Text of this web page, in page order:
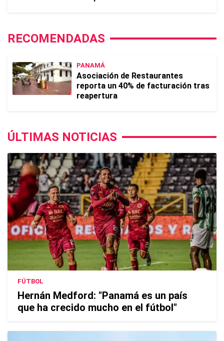
RECOMENDADAS
PANAMÁ
Asociación de Restaurantes
reporta un 40% de facturación tras
reapertura
ÚLTIMAS NOTICIAS
FÚTBOL
Hernán Medford: "Panamá es un país
que ha crecido mucho en el fútbol"